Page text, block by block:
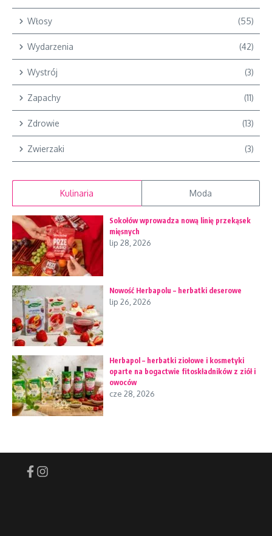
Włosy (55)
Wydarzenia (42)
Wystrój (3)
Zapachy (11)
Zdrowie (13)
Zwierzaki (3)
Kulinaria Moda
Sokołów wprowadza nową linię przekąsek
mięsnych
lip 28, 2026
Nowość Herbapolu – herbatki deserowe
lip 26, 2026
Herbapol – herbatki ziołowe i kosmetyki
oparte na bogactwie fitoskładników z ziół i
owoców
cze 28, 2026